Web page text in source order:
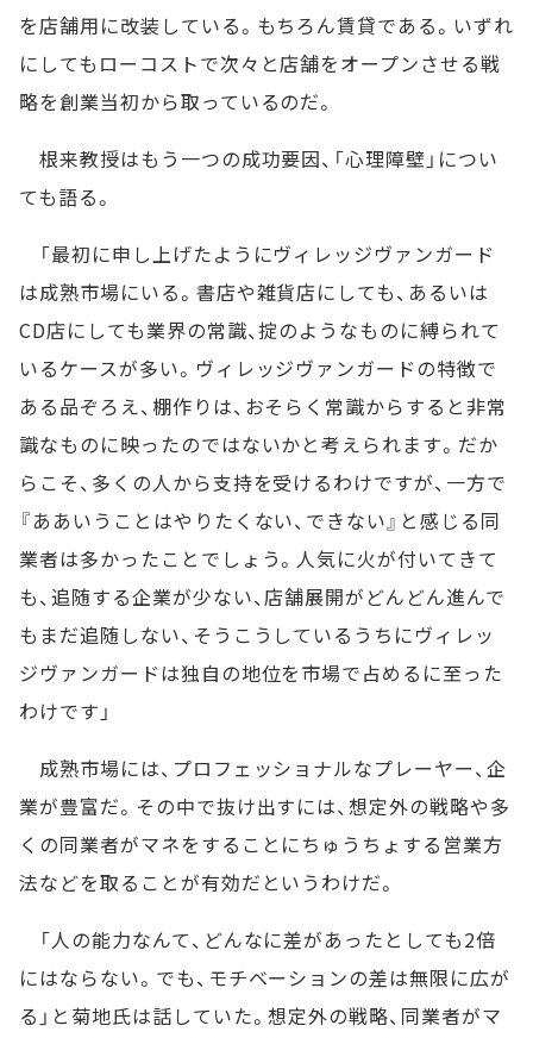
を店舗用に改装している。もちろん賃貸である。いずれ
にしてもローコストで次々と店舗をオープンさせる戦
略を創業当初から取っているのだ。
根来教授はもう一つの成功要因、「心理障壁」につい
ても語る。
「最初に申し上げたようにヴィレッジヴァンガード
は成熟市場にいる。書店や雑貨店にしても、あるいは
CD店にしても業界の常識、掟のようなものに縛られて
いるケースが多い。ヴィレッジヴァンガードの特徴で
ある品ぞろえ、棚作りは、おそらく常識からすると非常
識なものに映ったのではないかと考えられます。だか
らこそ、多くの人から支持を受けるわけですが、一方で
『ああいうことはやりたくない、できない』と感じる同
業者は多かったことでしょう。人気に火が付いてきて
も、追随する企業が少ない、店舗展開がどんどん進んで
もまだ追随しない、そうこうしているうちにヴィレッ
ジヴァンガードは独自の地位を市場で占めるに至った
わけです」
成熟市場には、プロフェッショナルなプレーヤー、企
業が豊富だ。その中で抜け出すには、想定外の戦略や多
くの同業者がマネをすることにちゅうちょする営業方
法などを取ることが有効だというわけだ。
「人の能力なんて、どんなに差があったとしても2倍
にはならない。でも、モチベーションの差は無限に広が
る」と菊地氏は話していた。想定外の戦略、同業者がマ